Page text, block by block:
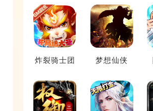
炸裂骑士团 梦想仙侠